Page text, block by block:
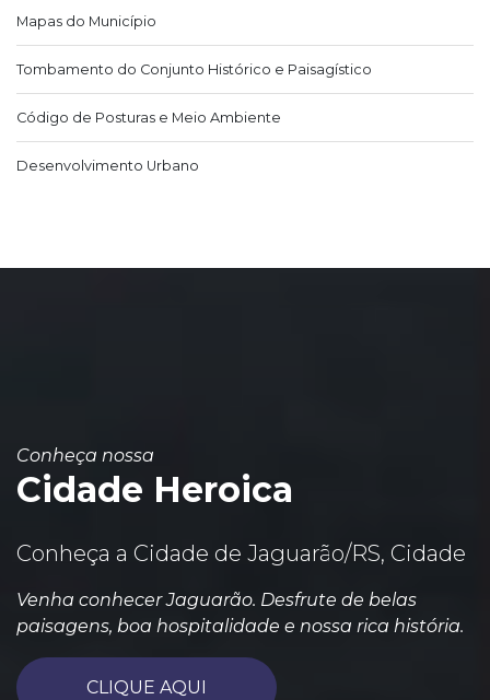
Mapas do Município
Tombamento do Conjunto Histórico e Paisagístico
Código de Posturas e Meio Ambiente
Desenvolvimento Urbano
Conheça nossa
Cidade Heroica
Conheça a Cidade de Jaguarão/RS, Cidade
Venha conhecer Jaguarão. Desfrute de belas
paisagens, boa hospitalidade e nossa rica história.
CLIQUE AQUI